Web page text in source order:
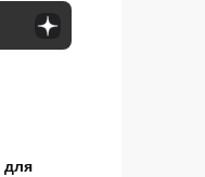
для